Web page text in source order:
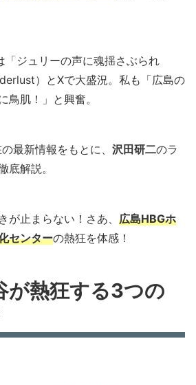
「ジュリーの声に魂揺さぶられ
）とXで大盛況。私も「広島の
鳥肌！」と興奮。
最新情報をもとに、 沢田研二のラ
底解説。
が止まらない！さあ、 広島HBGホ
センターの熱狂を体感！
が熱狂する3つの